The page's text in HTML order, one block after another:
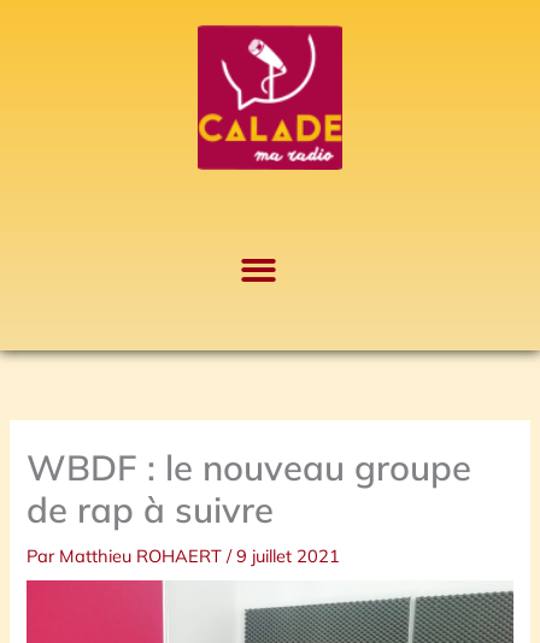
WBDF : le nouveau groupe
de rap à suivre
Par Matthieu ROHAERT/9 juillet 2021